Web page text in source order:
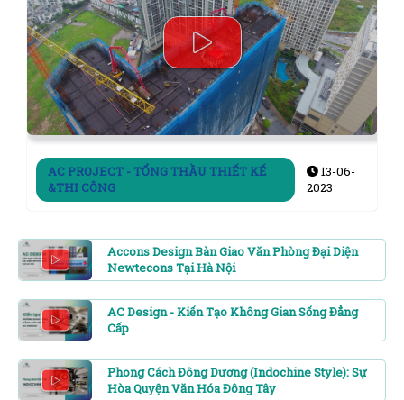
AC PROJECT - TỔNG THẦU THIẾT KẾ
&THI CÔNG
13-06-
2023
Accons Design Bàn Giao Văn Phòng Đại Diện
Newtecons Tại Hà Nội
AC Design - Kiến Tạo Không Gian Sống Đẳng
Cấp
Phong Cách Đông Dương (Indochine Style): Sự
Hòa Quyện Văn Hóa Đông Tây